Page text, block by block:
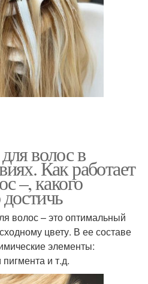
волос в
Как работает
–, какого
волос – это оптимальный
цвету. В ее составе
элементы:
и т.д.